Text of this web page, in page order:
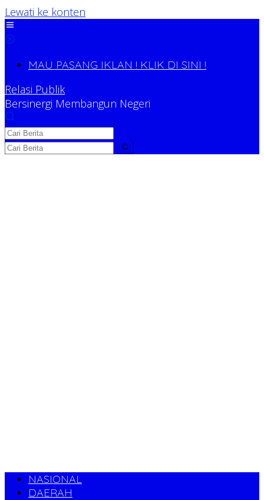
Lewati ke konten
MAU PASANG IKLAN ! KLIK DI SINI !
Relasi Publik
Bersinergi Membangun Negeri
NASIONAL
DAERAH